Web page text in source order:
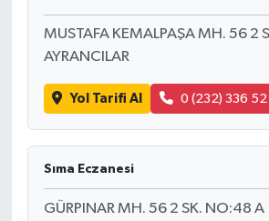
MUSTAFA KEMALPAŞA MH. 56 2
AYRANCILAR
Yol Tarifi Al 0 (232) 336 52
Sıma Eczanesi
GÜRPINAR MH. 56 2 SK. NO:48 A